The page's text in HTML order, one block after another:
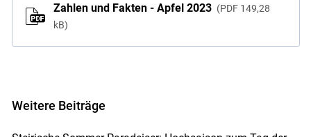
Zahlen und Fakten - Apfel 2023 PDF 149,28
kB
Weitere Beiträge